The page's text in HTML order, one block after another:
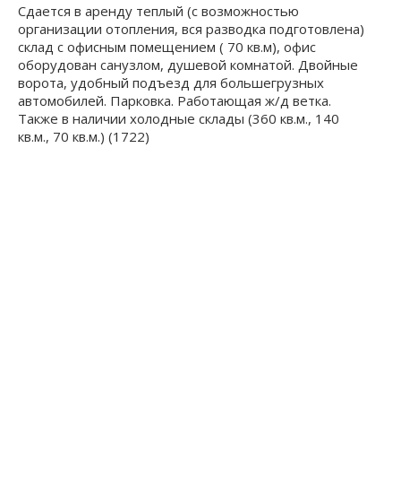
Сдается в аренду теплый (с возможностью
организации отопления, вся разводка подготовлена)
склад с офисным помещением ( 70 кв.м), офис
оборудован санузлом, душевой комнатой. Двойные
ворота, удобный подъезд для большегрузных
автомобилей. Парковка. Работающая ж/д ветка.
Также в наличии холодные склады (360 кв.м., 140
кв.м., 70 кв.м.) (1722)